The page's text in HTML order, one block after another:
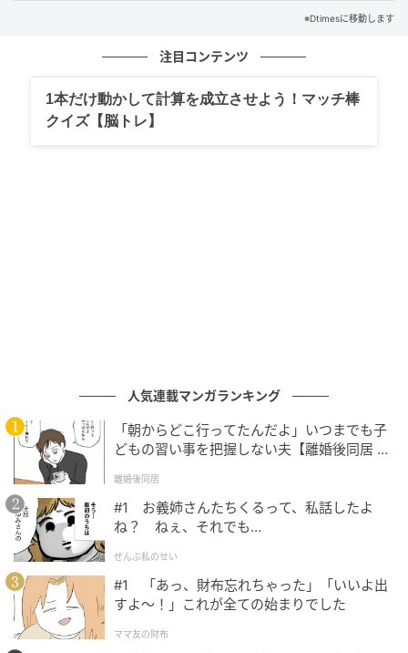
ク食感が重なり、ひと口ごとに甘み、塩気、香ばしさ
スイーツのときめきと肉厚パティの満足感を一度に味
わえるので、ありきたりなバーガーでは物足りない日
にぴったりです。
王道と個性の4種類
※Dtimesに移動します
注目コンテンツ
1本だけ動かして計算を成立させよう！マッチ棒
クイズ【脳トレ】
人気連載マンガランキング
「朝からどこ行ってたんだよ」いつまでも子
どもの習い事を把握しない夫【離婚後同居 Vo
離婚後同居
#1 お義姉さんたちくるって、私話したよ
ね？ ねぇ、それでも…
ぜんぶ私のせい
#1 「あっ、財布忘れちゃった」「いいよ出
すよ〜！」これが全ての始まりでした
ママ友の財布